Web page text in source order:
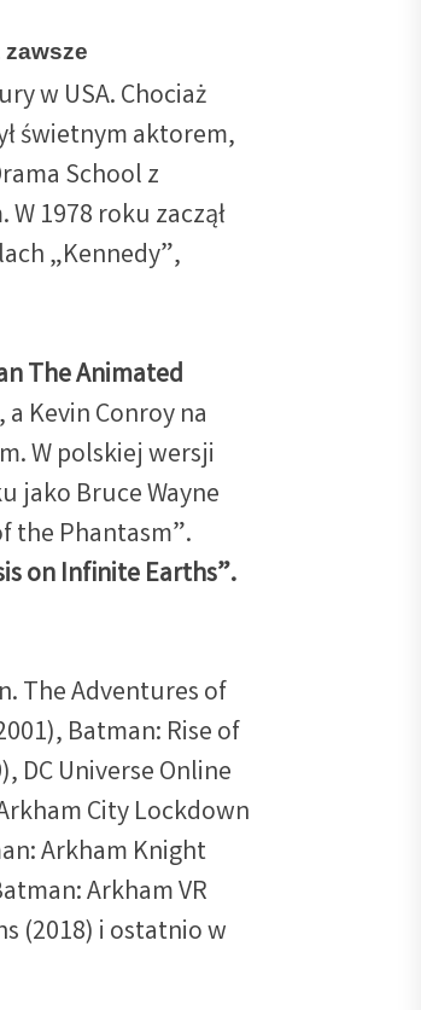
zawsze
w USA. Chociaż
świetnym aktorem,
School z
1978 roku zaczął
„Kennedy”,
The Animated
Kevin Conroy na
W polskiej wersji
jako Bruce Wayne
the Phantasm”.
on Infinite Earths”.
The Adventures of
Batman: Rise of
DC Universe Online
City Lockdown
Arkham Knight
Arkham VR
(2018) i ostatnio w